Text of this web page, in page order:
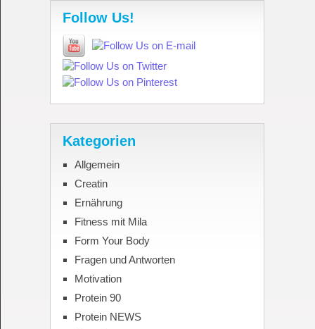
Follow Us!
Kategorien
Allgemein
Creatin
Ernährung
Fitness mit Mila
Form Your Body
Fragen und Antworten
Motivation
Protein 90
Protein NEWS